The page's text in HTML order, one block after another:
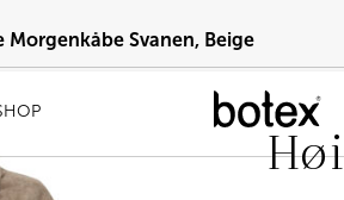
Morgenkåbe Svanen, Beige